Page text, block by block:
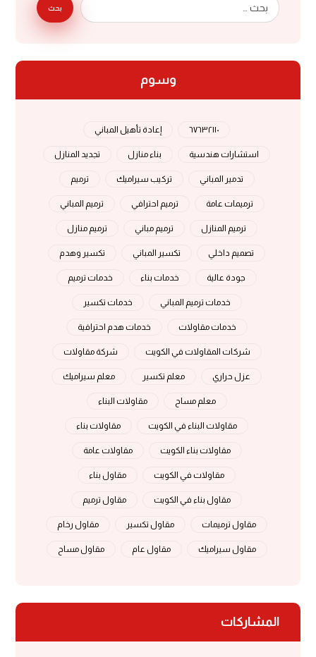
بحث
وسوم
٦٧٦٣٢١١٠ إعادة تأهيل المباني
استشارات هندسية بناء منازل تجديد المنازل
تدمير المباني تركيب سيراميك ترميم
ترميمات عامة ترميم احترافي ترميم المباني
ترميم المنازل ترميم مباني ترميم منازل
تصميم داخلي تكسير المباني تكسير وهدم
جودة عالية خدمات بناء خدمات ترميم
خدمات ترميم المباني خدمات تكسير
خدمات مقاولات خدمات هدم احترافية
شركات المقاولات في الكويت شركة مقاولات
عزل حراري معلم تكسير معلم سيراميك
معلم مساح مقاولات البناء
مقاولات البناء في الكويت مقاولات بناء
مقاولات بناء الكويت مقاولات عامة
مقاولات في الكويت مقاول بناء
مقاول بناء في الكويت مقاول ترميم
مقاول ترميمات مقاول تكسير مقاول رخام
مقاول سيراميك مقاول عام مقاول مساح
المشاركات